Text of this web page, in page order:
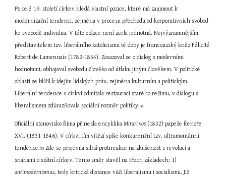
Po celé 19. století církev hledá vlastní pozice, které má zaujmout k
modernizační tendenci, zejména v procesu přechodu od korporativních svobod
ke svobodě individua. V této otázce není zcela jednotná. Nejvýznamnějším
představitelem tzv. liberálního katolicismu té doby je francouzský kněz Félicité
Robert de Lamennais (1782-1854). Zasazoval se o dialog s moderními
hodnotami, obhajoval svobodu člověka od útlaku jiným člověkem. V politické
oblasti se blížil k idejím lidských práv, zejména kulturním a politickým.
Liberální tendence v církvi odmítala restauraci starého režimu, v dialogu s
liberalismem zdůrazňovala sociální rozměr politiky.34
Oficiální stanovisko Říma přinesla encyklika Mirari vos (1832) papeže Řehoře
XVI. (1831-1846). V církvi tím vítězí spíše konkurenční tzv. ultramontánní
tendence.35 Zde se projevila silná protireakce na zkušenost s revolucí a
antimodernismus, tedy kritická distance vůči liberalismu i socialismu. Již